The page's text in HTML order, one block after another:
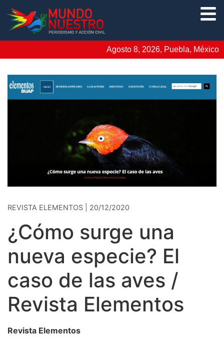
Agosto 8, 2026, Puebla, México
REVISTA ELEMENTOS | 20/12/2020
¿Cómo surge una
nueva especie? El
caso de las aves /
Revista Elementos
Revista Elementos